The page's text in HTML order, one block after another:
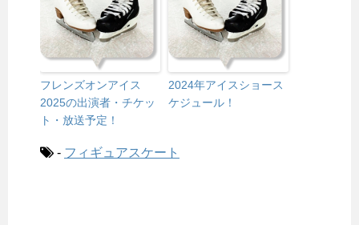
フレンズオンアイス
2025の出演者・チケッ
ト・放送予定！
2024年アイスショース
ケジュール！
- フィギュアスケート